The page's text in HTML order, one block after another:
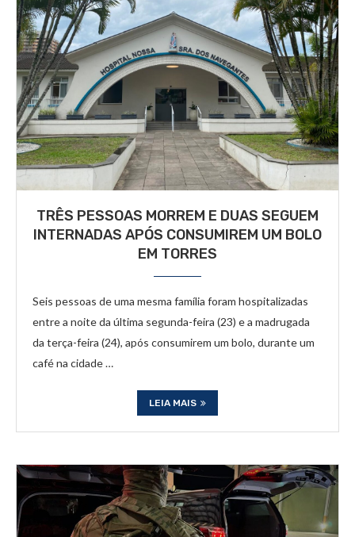
TRÊS PESSOAS MORREM E DUAS SEGUEM
INTERNADAS APÓS CONSUMIREM UM BOLO
EM TORRES
Seis pessoas de uma mesma família foram hospitalizadas
entre a noite da última segunda-feira (23) e a madrugada
da terça-feira (24), após consumirem um bolo, durante um
café na cidade …
LEIA MAIS